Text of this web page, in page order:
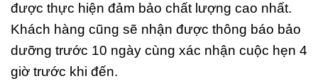
được thực hiện đảm bảo chất lượng cao nhất.
Khách hàng cũng sẽ nhận được thông báo bảo
dưỡng trước 10 ngày cùng xác nhận cuộc hẹn 4
giờ trước khi đến.